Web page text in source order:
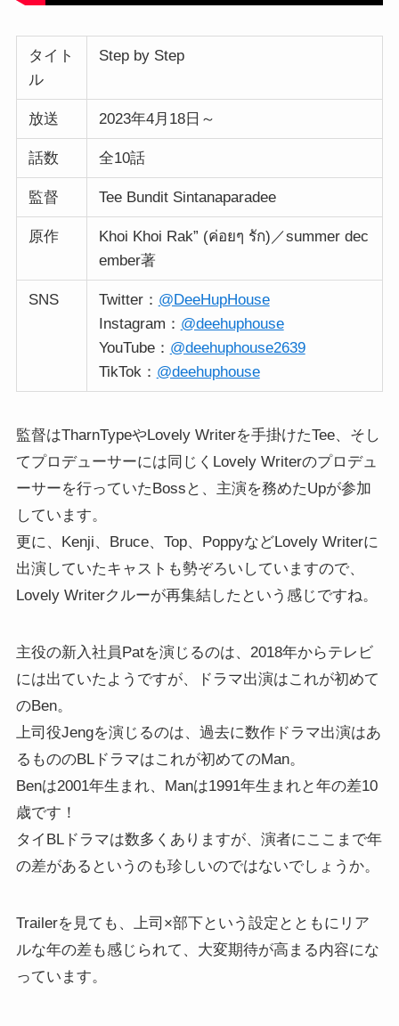
タイト
ル
Step by Step
放送 2023年4月18日～
話数 全10話
監督 Tee Bundit Sintanaparadee
原作
Khoi Khoi Rak” (ค่อยๆ รัก)／summer dec
ember著
SNS Twitter： @DeeHupHouse
Instagram： @deehuphouse
YouTube： @deehuphouse2639
TikTok： @deehuphouse
監督はTharnTypeやLovely Writerを手掛けたTee、そし
てプロデューサーには同じくLovely Writerのプロデュ
ーサーを行っていたBossと、主演を務めたUpが参加
しています。
更に、Kenji、Bruce、Top、PoppyなどLovely Writerに
出演していたキャストも勢ぞろいしていますので、
Lovely Writerクルーが再集結したという感じですね。
主役の新入社員Patを演じるのは、2018年からテレビ
には出ていたようですが、ドラマ出演はこれが初めて
のBen。
上司役Jengを演じるのは、過去に数作ドラマ出演はあ
るもののBLドラマはこれが初めてのMan。
Benは2001年生まれ、Manは1991年生まれと年の差10
歳です！
タイBLドラマは数多くありますが、演者にここまで年
の差があるというのも珍しいのではないでしょうか。
Trailerを見ても、上司×部下という設定とともにリア
ルな年の差も感じられて、大変期待が高まる内容にな
っています。